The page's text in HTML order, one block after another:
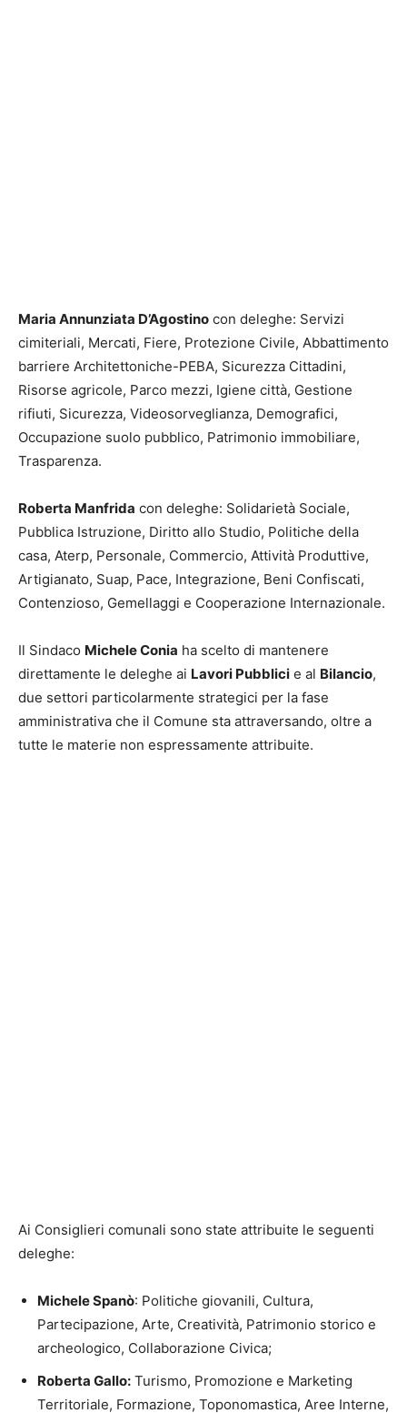
Maria Annunziata D’Agostino con deleghe: Servizi
cimiteriali, Mercati, Fiere, Protezione Civile, Abbattimento
barriere Architettoniche-PEBA, Sicurezza Cittadini,
Risorse agricole, Parco mezzi, Igiene città, Gestione
rifiuti, Sicurezza, Videosorveglianza, Demografici,
Occupazione suolo pubblico, Patrimonio immobiliare,
Trasparenza.
Roberta Manfrida con deleghe: Solidarietà Sociale,
Pubblica Istruzione, Diritto allo Studio, Politiche della
casa, Aterp, Personale, Commercio, Attività Produttive,
Artigianato, Suap, Pace, Integrazione, Beni Confiscati,
Contenzioso, Gemellaggi e Cooperazione Internazionale.
Il Sindaco Michele Conia ha scelto di mantenere
direttamente le deleghe ai Lavori Pubblici e al Bilancio,
due settori particolarmente strategici per la fase
amministrativa che il Comune sta attraversando, oltre a
tutte le materie non espressamente attribuite.
Ai Consiglieri comunali sono state attribuite le seguenti
deleghe:
Michele Spanò: Politiche giovanili, Cultura,
Partecipazione, Arte, Creatività, Patrimonio storico e
archeologico, Collaborazione Civica;
Roberta Gallo: Turismo, Promozione e Marketing
Territoriale, Formazione, Toponomastica, Aree Interne,